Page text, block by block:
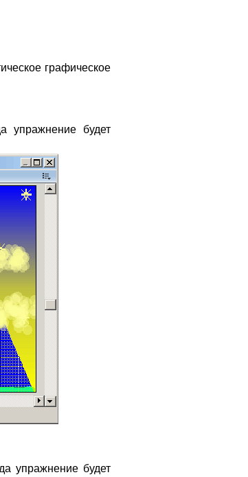
графическое
упражнение будет
упражнение будет